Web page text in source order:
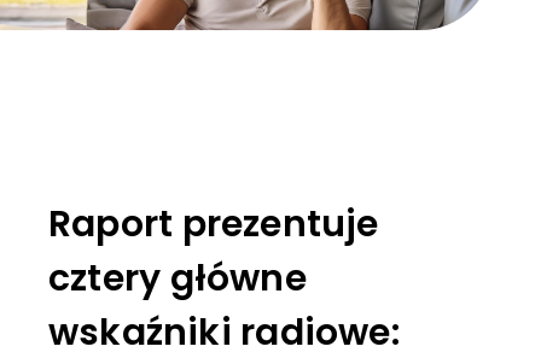
Raport prezentuje
cztery główne
wskaźniki radiowe: